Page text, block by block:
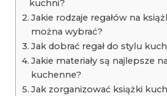
kuchni?
Jakie rodzaje regałów na
można wybrać?
Jak dobrać regał do stylu
Jakie materiały są najlepsze
kuchenne?
Jak zorganizować książki